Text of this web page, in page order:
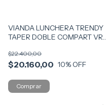
VIANDA LUNCHERA TRENDY
TAPER DOBLE COMPART VR1
$20.160,00
$22.400,00
10% OFF